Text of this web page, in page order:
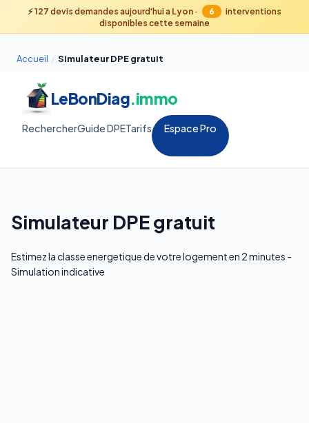
⚡127 devis demandes aujourd'hui a Lyon · 6
interventions
disponibles cette semaine
Accueil / Simulateur DPE gratuit
LeBonDiag.immo
RechercherGuide DPETarifs Espace Pro
Simulateur DPE gratuit
Estimez la classe energetique de votre logement en 2 minutes -
Simulation indicative